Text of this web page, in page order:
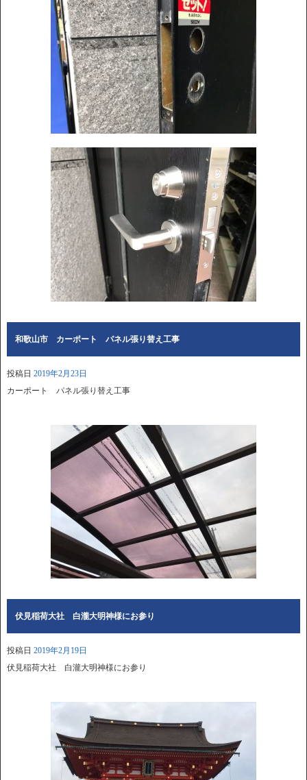
和歌山市 カーポート パネル張り替え工事
投稿日 2019年2月23日
カーポート パネル張り替え工事
伏見稲荷大社 白瀧大明神様にお参り
投稿日 2019年2月19日
伏見稲荷大社 白瀧大明神様にお参り